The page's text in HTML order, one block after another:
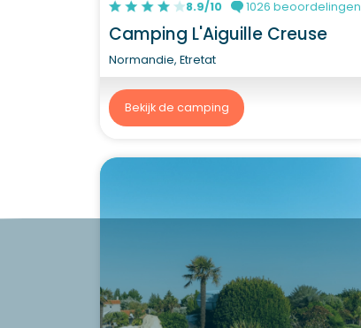
8.9/10 1026 beoordelingen
Camping L'Aiguille Creuse
Normandie, Etretat
Bekijk de camping